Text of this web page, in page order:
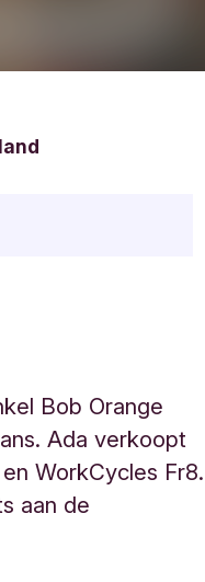
Bob Orange
Ada verkoopt
WorkCycles Fr8.
aan de